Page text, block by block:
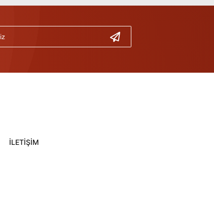
İLETİŞİM